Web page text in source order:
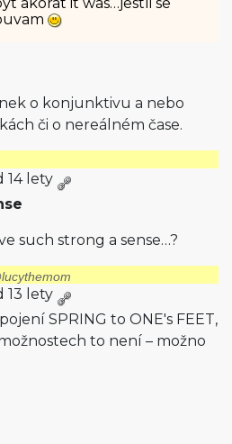
o konjunktivu a nebo
či o nereálném čase.
14 lety
such strong a sense…?
13 lety
SPRING to ONE's FEET,
to není – možno